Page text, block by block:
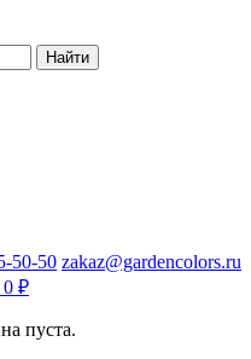
Найти
50-50 zakaz@gardencolors.ru
0 ₽
пуста.